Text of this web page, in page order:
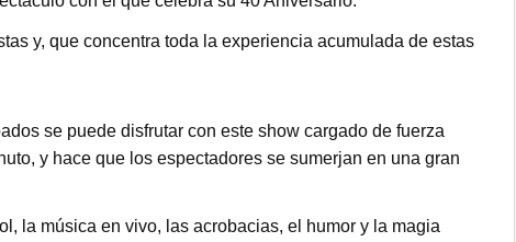
y, que concentra toda la experiencia acumulada de estas
se puede disfrutar con este show cargado de fuerza
y hace que los espectadores se sumerjan en una gran
la música en vivo, las acrobacias, el humor y la magia